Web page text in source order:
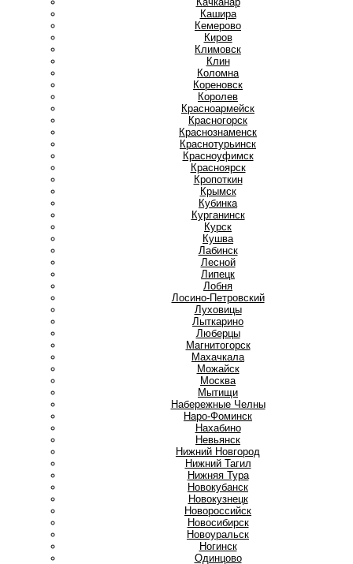
Кашира
Кемерово
Киров
Климовск
Клин
Коломна
Кореновск
Королев
Красноармейск
Красногорск
Краснознаменск
Краснотурьинск
Красноуфимск
Красноярск
Кропоткин
Крымск
Кубинка
Курганинск
Курск
Кушва
Лабинск
Лесной
Липецк
Лобня
Лосино-Петровский
Луховицы
Лыткарино
Люберцы
Магнитогорск
Махачкала
Можайск
Москва
Мытищи
Набережные Челны
Наро-Фоминск
Нахабино
Невьянск
Нижний Новгород
Нижний Тагил
Нижняя Тура
Новокубанск
Новокузнецк
Новороссийск
Новосибирск
Новоуральск
Ногинск
Одинцово